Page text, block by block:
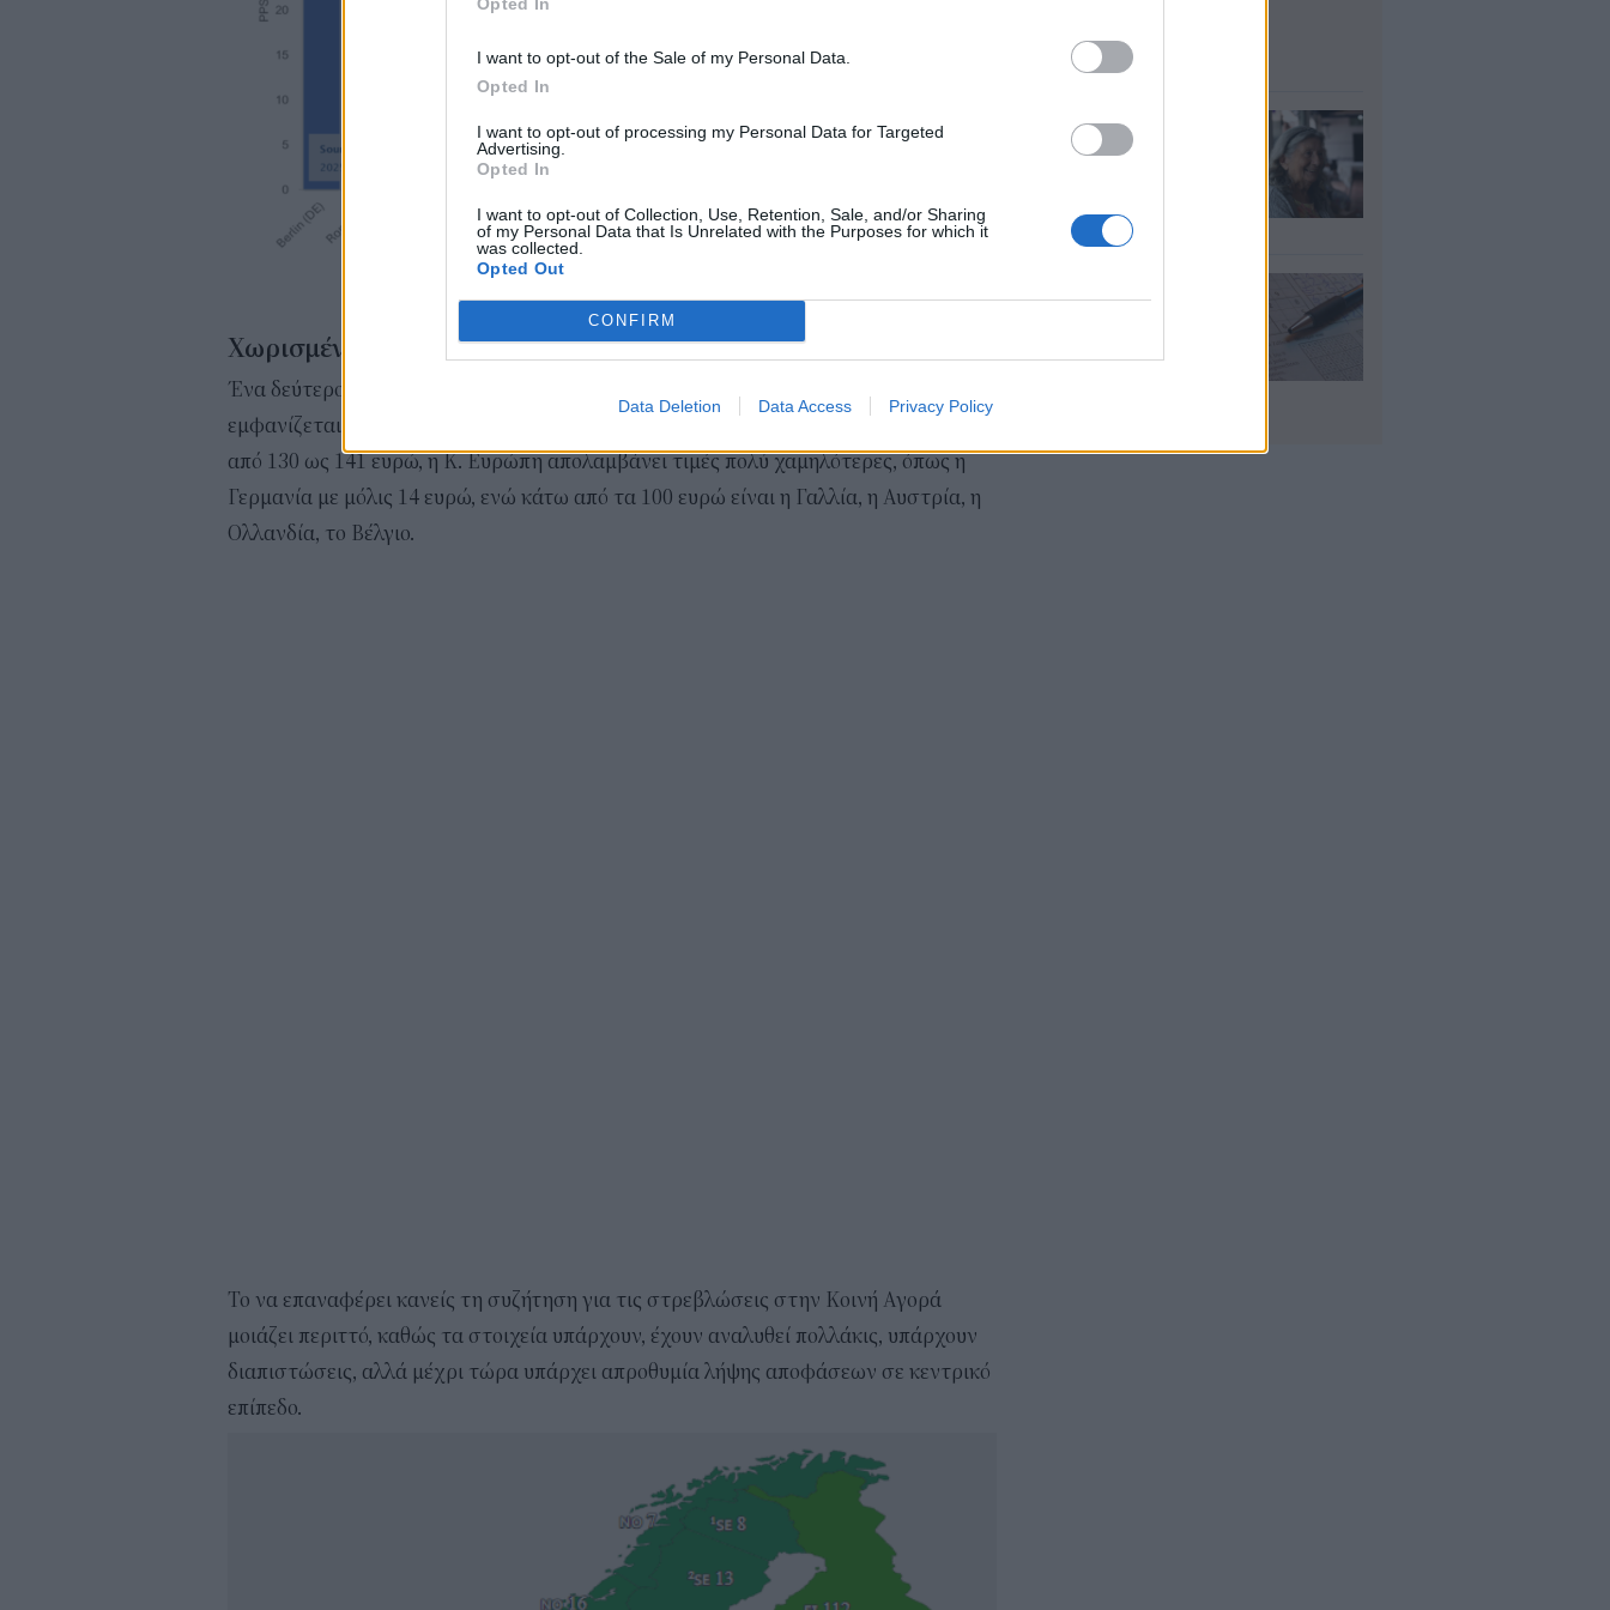
I want to opt-out of the Sale of my Personal Data.
Opted In
I want to opt-out of processing my Personal Data for Targeted
Advertising.
Opted In
I want to opt-out of Collection, Use, Retention, Sale, and/or Sharing
of my Personal Data that Is Unrelated with the Purposes for which it
was collected.
Opted Out
CONFIRM
Data Deletion Data Access Privacy Policy
Χωρισμένη η Ευρώπη
Ένα δεύτερο, που πρέπει να προβληματίζει, είναι ότι για μια ακόμα φορά η Ευρώπη
εμφανίζεται χωρισμένη στα δύο. Έτσι, την ώρα που η Ν.Α. Ευρώπη βιώνει τιμές
από 130 ως 141 ευρώ, η Κ. Ευρώπη απολαμβάνει τιμές πολύ χαμηλότερες, όπως η
Γερμανία με μόλις 14 ευρώ, ενώ κάτω από τα 100 ευρώ είναι η Γαλλία, η Αυστρία, η
Ολλανδία, το Βέλγιο.
Το να επαναφέρει κανείς τη συζήτηση για τις στρεβλώσεις στην Κοινή Αγορά
μοιάζει περιττό, καθώς τα στοιχεία υπάρχουν, έχουν αναλυθεί πολλάκις, υπάρχουν
διαπιστώσεις, αλλά μέχρι τώρα υπάρχει απροθυμία λήψης αποφάσεων σε κεντρικό
επίπεδο.
προσωπικό
05 Αυγ 2026
Συντάξεις χηρείας:
Ποιοι θα δουν
07 Αυγ 2026
εννέα ρούχα στη